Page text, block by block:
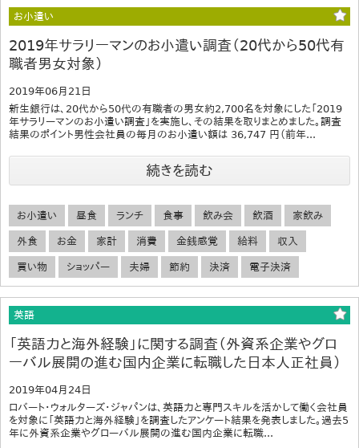
お小遣い
2019年サラリーマンのお小遣い調査（20代から50代有
職者男女対象）
2019年06月21日
新生銀行は、20代から50代の有職者の男女約2,700名を対象にした「2019
年サラリーマンのお小遣い調査」を実施し、その結果を取りまとめました。調査
結果のポイント男性会社員の毎月のお小遣い額は 36,747 円（前年...
続きを読む
お小遣い 昼食 ランチ 食事 飲み会 飲酒 家飲み
外食 お金 家計 消費 金銭感覚 給料 収入
買い物 ショッパー 夫婦 節約 決済 電子決済
英語
「英語力と海外経験」に関する調査（外資系企業やグロ
ーバル展開の進む国内企業に転職した日本人正社員）
2019年04月24日
ロバート・ウォルターズ・ジャパンは、英語力と専門スキルを活かして働く会社員
を対象に「英語力と海外経験」を調査したアンケート結果を発表しました。過去5
年に外資系企業やグローバル展開の進む国内企業に転職...